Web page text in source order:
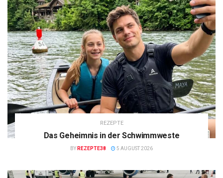
REZEPTE
Das Geheimnis in der Schwimmweste
BY REZEPTE38 5 AUGUST 2026